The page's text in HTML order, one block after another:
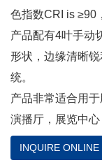
色指数CRI is ≥90
产品配有4叶手动
形状，边缘清晰
统。
产品非常适合用
演播厅，展览中心
INQUIRE ONLINE